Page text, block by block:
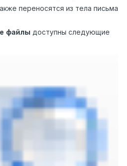
переносятся из тела письма
файлы доступны следующие